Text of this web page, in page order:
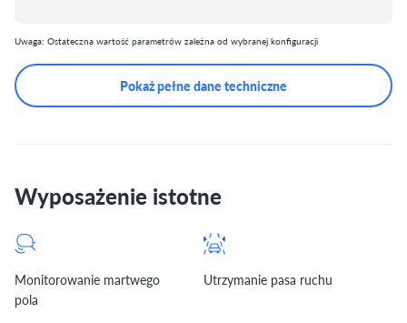
Uwaga: Ostateczna wartość parametrów zależna od wybranej konfiguracji
Pokaż pełne dane techniczne
Wyposażenie istotne
Monitorowanie martwego
pola
Utrzymanie pasa ruchu